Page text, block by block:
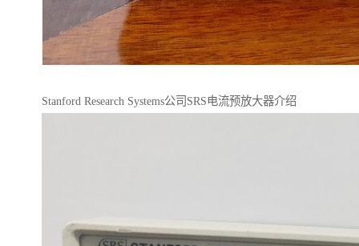
Stanford Research Systems公司SRS电流预放大器介绍